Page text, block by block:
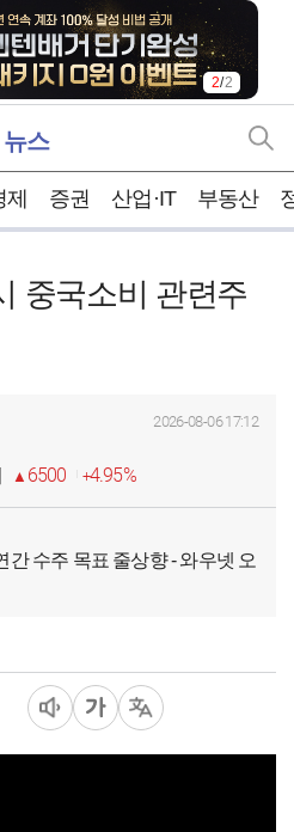
2/2
뉴스
제 증권 산업·IT 부동산
중국소비 관련주
2026-08-06 17:12
6500 4.95%
간 수주 목표 줄상향 - 와우넷 오